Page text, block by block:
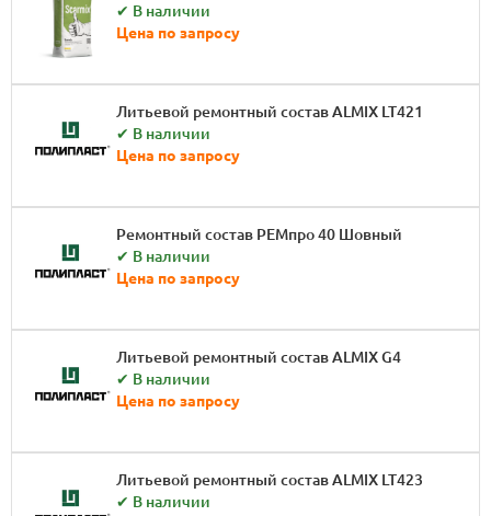
✔ В наличии
Цена по запросу
Литьевой ремонтный состав ALMIX LT421
✔ В наличии
Цена по запросу
Ремонтный состав РЕМпро 40 Шовный
✔ В наличии
Цена по запросу
Литьевой ремонтный состав ALMIX G4
✔ В наличии
Цена по запросу
Литьевой ремонтный состав ALMIX LT423
✔ В наличии